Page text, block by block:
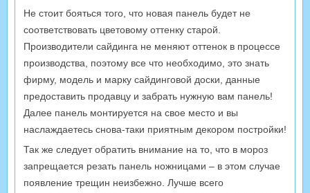
Не стоит бояться того, что новая панель будет не
соответствовать цветовому оттенку старой.
Производители сайдинга не меняют оттенок в процессе
производства, поэтому все что необходимо, это знать
фирму, модель и марку сайдинговой доски, данные
предоставить продавцу и забрать нужную вам панель!
Далее панель монтируется на свое место и вы
наслаждаетесь снова-таки приятным декором постройки!
Так же следует обратить внимание на то, что в мороз
запрещается резать панель ножницами – в этом случае
появление трещин неизбежно. Лучше всего